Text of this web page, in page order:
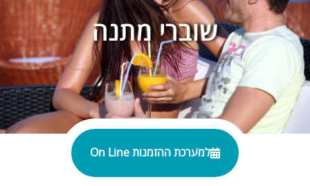
שוברי מתנה
למערכת ההזמנות On Line